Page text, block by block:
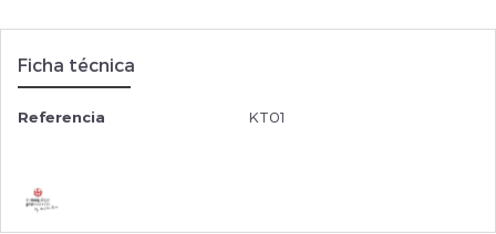
Ficha técnica
Referencia KT01